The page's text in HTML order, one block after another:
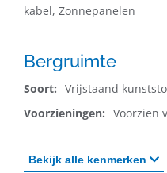
kabel, Zonnepanelen
Bergruimte
Soort: Vrijstaand
Voorzieningen: Voorzien
Bekijk alle kenmerken